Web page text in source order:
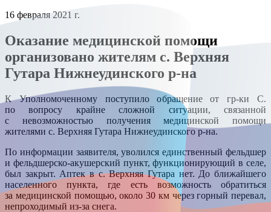
16 февраля 2021 г.
Оказание медицинской помощи
организовано жителям с. Верхняя
Гутара Нижнеудинского р-на
К Уполномоченному поступило обращение от гр-ки С.
по вопросу крайне сложной ситуации, связанной
с невозможностью получения медицинской помощи
жителями с. Верхняя Гутара Нижнеудинского р-на.
По информации заявителя, уволился единственный фельдшер
и фельдшерско-акушерский пункт, функционирующий в селе,
был закрыт. Аптек в с. Верхняя Гутара нет. До ближайшего
населенного пункта, где есть возможность обратиться
за медицинской помощью, около 30 км через горный перевал,
непроходимый из-за снега.